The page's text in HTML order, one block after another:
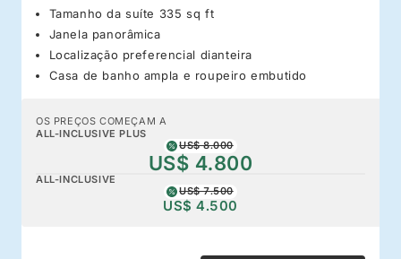
Tamanho da suíte 335 sq ft
Janela panorâmica
Localização preferencial dianteira
Casa de banho ampla e roupeiro embutido
OS PREÇOS COMEÇAM A
ALL-INCLUSIVE PLUS
US$ 8.000
US$ 4.800
ALL-INCLUSIVE
US$ 7.500
US$ 4.500